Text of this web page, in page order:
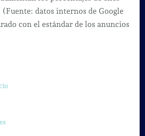
datos internos de Google
con el estándar de los anuncios